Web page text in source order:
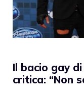
Il bacio gay
critica: “Non